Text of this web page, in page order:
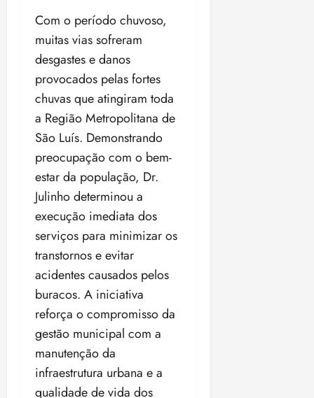
Com o período chuvoso,
muitas vias sofreram
desgastes e danos
provocados pelas fortes
chuvas que atingiram toda
a Região Metropolitana de
São Luís. Demonstrando
preocupação com o bem-
estar da população, Dr.
Julinho determinou a
execução imediata dos
serviços para minimizar os
transtornos e evitar
acidentes causados pelos
buracos. A iniciativa
reforça o compromisso da
gestão municipal com a
manutenção da
infraestrutura urbana e a
qualidade de vida dos